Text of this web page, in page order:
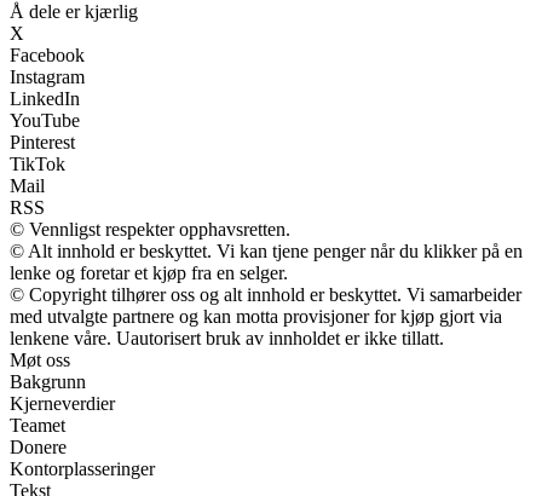
Å dele er kjærlig
X
Facebook
Instagram
LinkedIn
YouTube
Pinterest
TikTok
Mail
RSS
© Vennligst respekter opphavsretten.
© Alt innhold er beskyttet. Vi kan tjene penger når du klikker på en
lenke og foretar et kjøp fra en selger.
© Copyright tilhører oss og alt innhold er beskyttet. Vi samarbeider
med utvalgte partnere og kan motta provisjoner for kjøp gjort via
lenkene våre. Uautorisert bruk av innholdet er ikke tillatt.
Møt oss
Bakgrunn
Kjerneverdier
Teamet
Donere
Kontorplasseringer
Tekst